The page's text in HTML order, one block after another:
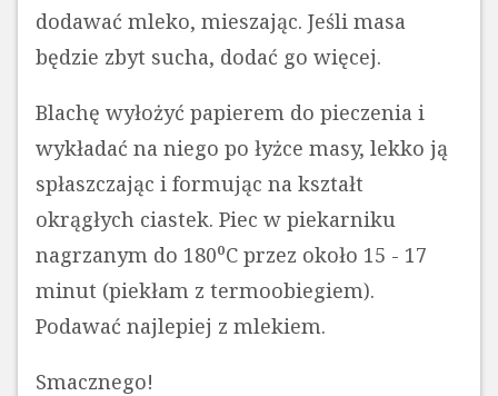
dodawać mleko, mieszając. Jeśli masa
będzie zbyt sucha, dodać go więcej.
Blachę wyłożyć papierem do pieczenia i
wykładać na niego po łyżce masy, lekko ją
spłaszczając i formując na kształt
okrągłych ciastek. Piec w piekarniku
nagrzanym do 180⁰C przez około 15 - 17
minut (piekłam z termoobiegiem).
Podawać najlepiej z mlekiem.
Smacznego!